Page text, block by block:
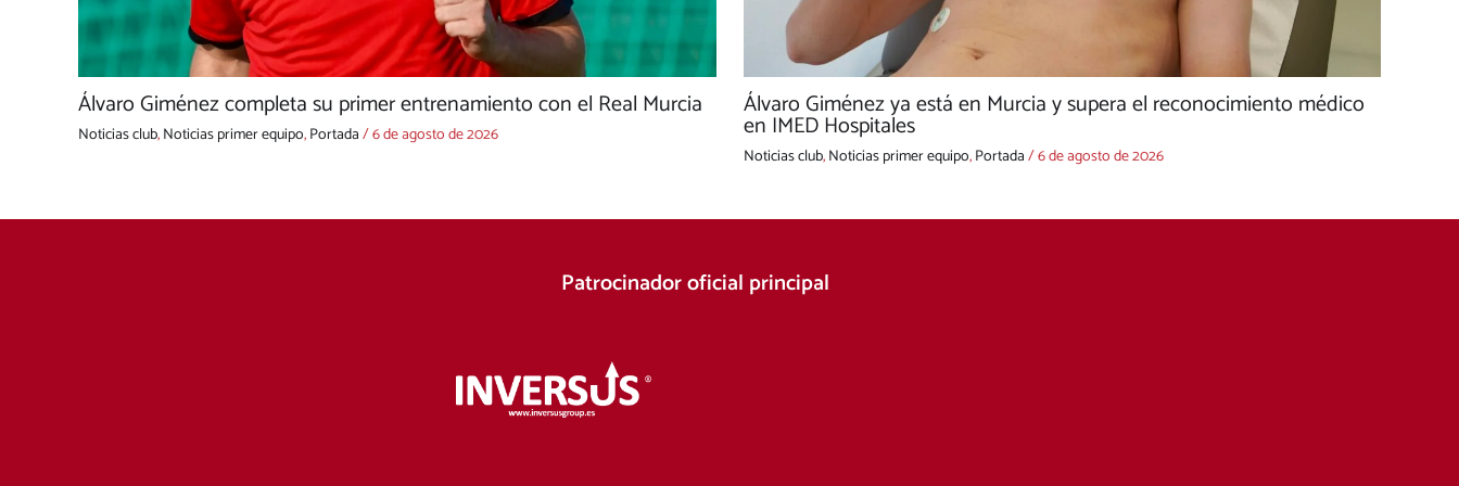
Álvaro Giménez completa su primer entrenamiento con el Real Murcia
Noticias club,Noticias primer equipo,Portada/6 de agosto de 2026
Álvaro Giménez ya está en Murcia y supera el reconocimiento médico
en IMED Hospitales
Noticias club,Noticias primer equipo,Portada/6 de agosto de 2026
Patrocinador oficial principal